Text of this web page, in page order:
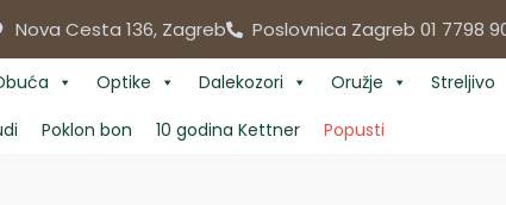
Nova Cesta 136, Zagreb Poslovnica Zagreb 01 7798
Optike Dalekozori Oružje Streljivo
Poklon bon 10 godina Kettner Popusti